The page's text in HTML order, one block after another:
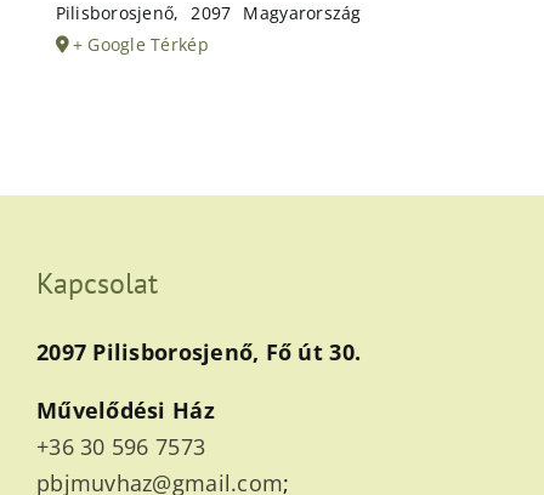
Pilisborosjenő, 2097 Magyarország
+ Google Térkép
Kapcsolat
2097 Pilisborosjenő, Fő út 30.
Művelődési Ház
+36 30 596 7573
pbjmuvhaz@gmail.com;